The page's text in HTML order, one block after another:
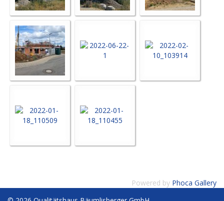
Powered by Phoca Gallery